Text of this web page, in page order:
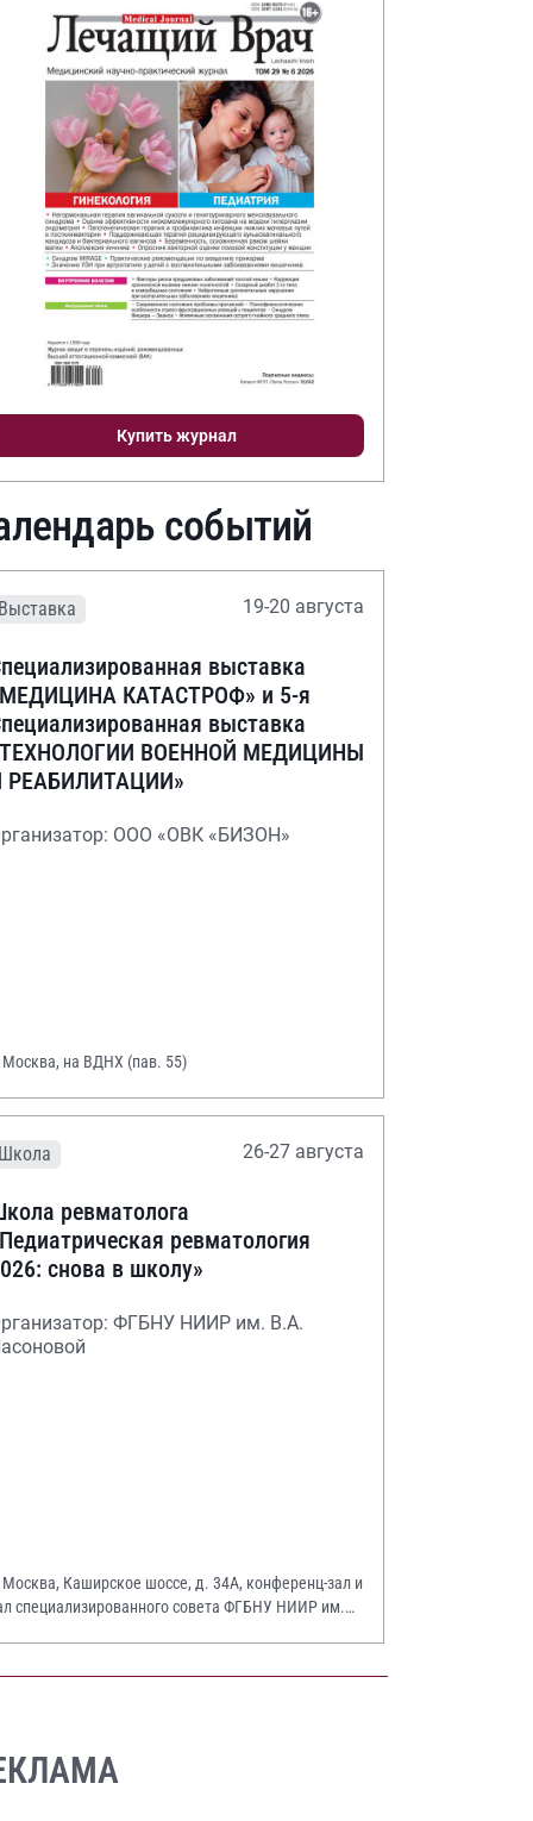
Купить журнал
событий
Выставка 19-20 августа
выставка
КАТАСТРОФ» и 5-я
выставка
ВОЕННОЙ МЕДИЦИНЫ
РЕАБИЛИТАЦИИ»
ООО «ОВК «БИЗОН»
Москва, на ВДНХ (пав. 55)
Школа 26-27 августа
ревматолога
ревматология
снова в школу»
ФГБНУ НИИР им. В.А.
Москва, Каширское шоссе, д. 34А, конференц-зал и
специализированного совета ФГБНУ НИИР им.